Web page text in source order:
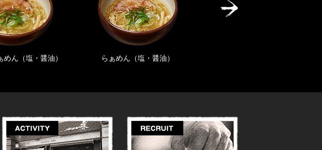
らぁめん（塩・醤油）